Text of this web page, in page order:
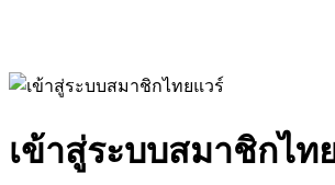
เข้าสู่ระบบสมาชิกไท